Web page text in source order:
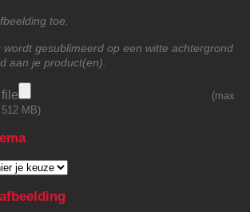
toe.
wordt gesublimeerd op een witte achtergrond
aan je product(en).
(max
MB)